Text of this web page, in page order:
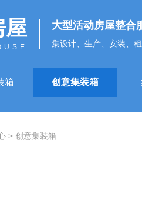
屋 大型活动房屋整合
集设计、生产、安装、
箱 创意集装箱
> 创意集装箱